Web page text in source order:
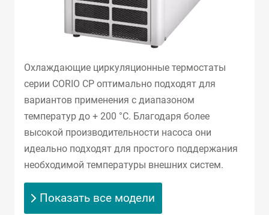
Охлаждающие циркуляционные термостаты
серии CORIO CP оптимально подходят для
вариантов применения с диапазоном
температур до + 200 °C. Благодаря более
высокой производительности насоса они
идеально подходят для простого поддержания
необходимой температуры внешних систем.
Показать все модели